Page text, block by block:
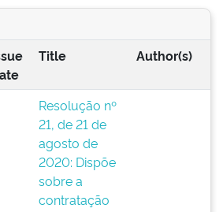
Title Author(s)
Resolução nº
21, de 21 de
agosto de
2020: Dispõe
sobre a
contratação